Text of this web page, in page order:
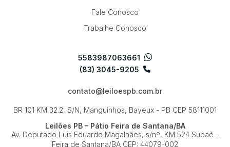
Fale Conosco
Trabalhe Conosco
5583987063661
(83) 3045-9205
contato@leiloespb.com.br
BR 101 KM 32.2, S/N, Manguinhos, Bayeux - PB CEP 58111001
Leilões PB – Pátio Feira de Santana/BA
Av. Deputado Luis Eduardo Magalhães, s/nº, KM 524Subaé –
Feira de Santana/BA CEP: 44079-002